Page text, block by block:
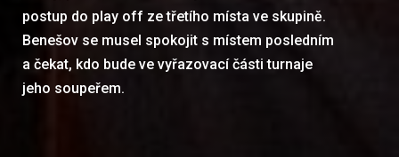
postup do play off ze třetího místa ve skupině.
Benešov se musel spokojit s místem posledním
a čekat, kdo bude ve vyřazovací části turnaje
jeho soupeřem.